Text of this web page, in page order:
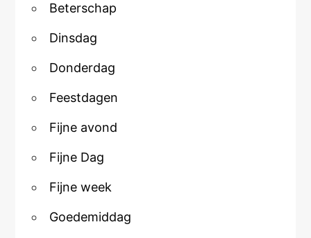
Beterschap
Dinsdag
Donderdag
Feestdagen
Fijne avond
Fijne Dag
Fijne week
Goedemiddag